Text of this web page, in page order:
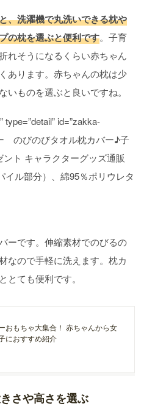
、洗濯機で丸洗いできる枕や
の枕を選ぶと便利です。子育
れそうになるくらい赤ちゃん
あります。赤ちゃんの枕は少
いものを選ぶと良いですね。
id=”zakka-
のびのびタオル枕カバー♪子
ト キャラクターグッズ通販
ル部分）、綿95％ポリウレタ
ーです。伸縮素材でのびるの
なので手軽に洗えます。枕カ
とても便利です。
おもちゃ大集合！ 赤ちゃんから女
におすすめ紹介
さや高さを選ぶ